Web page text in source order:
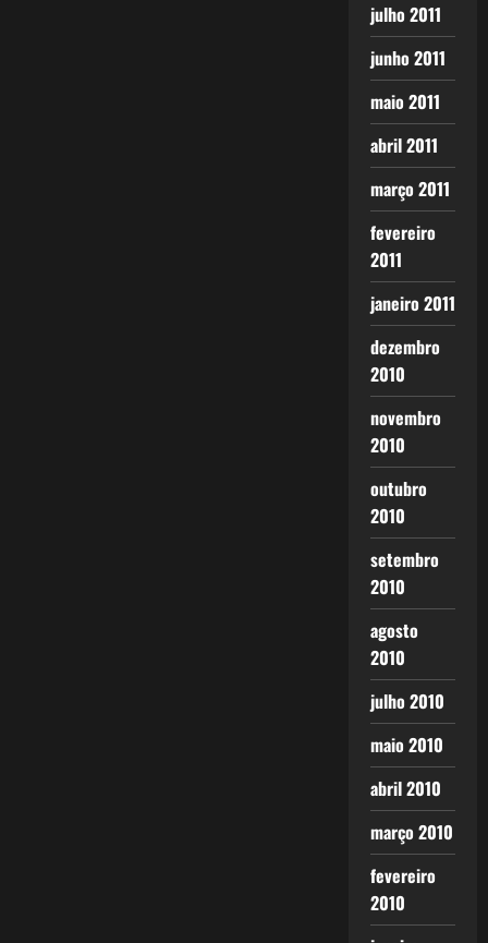
julho 2011
junho 2011
maio 2011
abril 2011
março 2011
fevereiro
2011
janeiro 2011
dezembro
2010
novembro
2010
outubro
2010
setembro
2010
agosto
2010
julho 2010
maio 2010
abril 2010
março 2010
fevereiro
2010